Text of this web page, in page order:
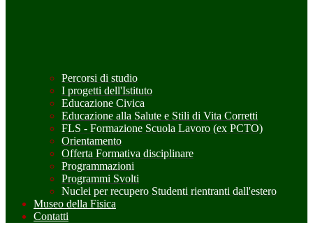
Percorsi di studio
I progetti dell'Istituto
Educazione Civica
Educazione alla Salute e Stili di Vita Corretti
FLS - Formazione Scuola Lavoro (ex PCTO)
Orientamento
Offerta Formativa disciplinare
Programmazioni
Programmi Svolti
Nuclei per recupero Studenti rientranti dall'estero
Museo della Fisica
Contatti